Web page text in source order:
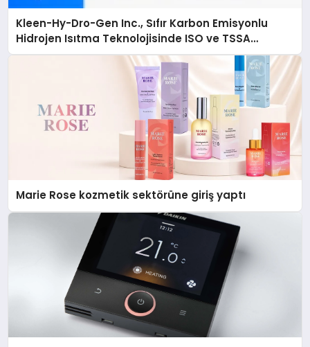
Kleen-Hy-Dro-Gen Inc., Sıfır Karbon Emisyonlu
Hidrojen Isıtma Teknolojisinde ISO ve TSSA
Düzenleyici Onaylarını Aldı
Marie Rose kozmetik sektörüne giriş yaptı